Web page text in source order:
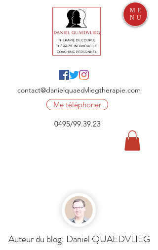
contact@danielquaedvliegtherapie.com
Me téléphoner
0495/99.39.23
ME
NU
Auteur du blog: Daniel QUAEDVLIEG